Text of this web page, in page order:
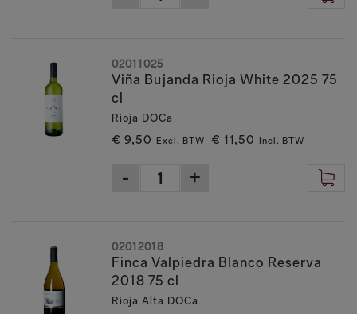
Viña Bujanda Rioja White 2025 75
cl
Rioja DOCa
€ 9,50 Excl. BTW € 11,50 Incl. BTW
02011025
Finca Valpiedra Blanco Reserva
2018 75 cl
Rioja Alta DOCa
02012018